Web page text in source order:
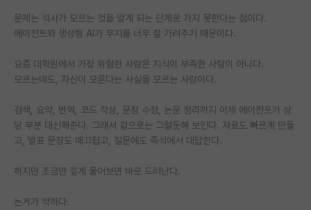
학부 인턴 게시판
취업 게시판
임용 후기 게시판
PI 전용 게시판
인문사회 계열 게시판
특수/전문대학원 게시판
반도체/AI 게시판
문제는 석사가 모르는 것을 알게 되는 단계로 가지 못한다는 점이다.
에이전트와 생성형 AI가 무지를 너무 잘 가려주기 때문이다.
요즘 대학원에서 가장 위험한 사람은 지식이 부족한 사람이 아니다.
모르는데도, 자신이 모른다는 사실을 모르는 사람이다.
검색, 요약, 번역, 코드 작성, 문장 수정, 논문 정리까지 이제 에이전트가 상
당 부분 대신해준다. 그래서 겉으로는 그럴듯해 보인다. 자료도 빠르게 만들
고, 발표 문장도 매끄럽고, 질문에도 즉석에서 대답한다.
하지만 조금만 깊게 물어보면 바로 드러난다.
논거가 약하다.